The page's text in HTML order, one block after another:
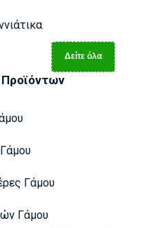
Δείτε όλα
Γάμου
Γάμου